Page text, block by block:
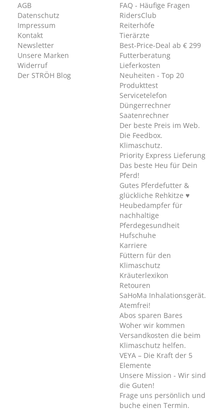
AGB
Datenschutz
Impressum
Kontakt
Newsletter
Unsere Marken
Widerruf
Der STRÖH Blog
FAQ - Häufige Fragen
RidersClub
Reiterhöfe
Tierärzte
Best-Price-Deal ab € 299
Futterberatung
Lieferkosten
Neuheiten - Top 20
Produkttest
Servicetelefon
Düngerrechner
Saatenrechner
Der beste Preis im Web.
Die Feedbox.
Klimaschutz.
Priority Express Lieferung
Das beste Heu für Dein
Pferd!
Gutes Pferdefutter &
glückliche Rehkitze ♥
Heubedampfer für
nachhaltige
Pferdegesundheit
Hufschuhe
Karriere
Füttern für den
Klimaschutz
Kräuterlexikon
Retouren
SaHoMa Inhalationsgerät.
Atemfrei!
Abos sparen Bares
Woher wir kommen
Versandkosten die beim
Klimaschutz helfen.
VEYA – Die Kraft der 5
Elemente
Unsere Mission - Wir sind
die Guten!
Frage uns persönlich und
buche einen Termin.